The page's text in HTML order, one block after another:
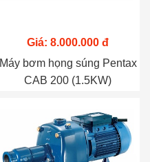
Giá: 8.000.000 đ
Máy bơm họng súng Pentax
CAB 200 (1.5KW)